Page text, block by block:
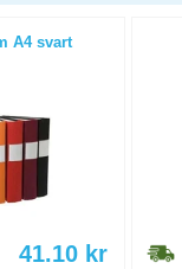
A4 svart
41.10 kr